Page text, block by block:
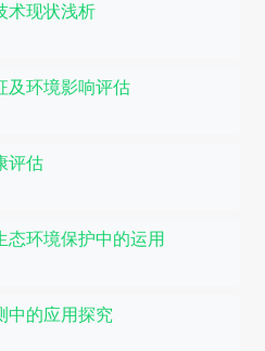
术现状浅析
及环境影响评估
评估
态环境保护中的运用
中的应用探究